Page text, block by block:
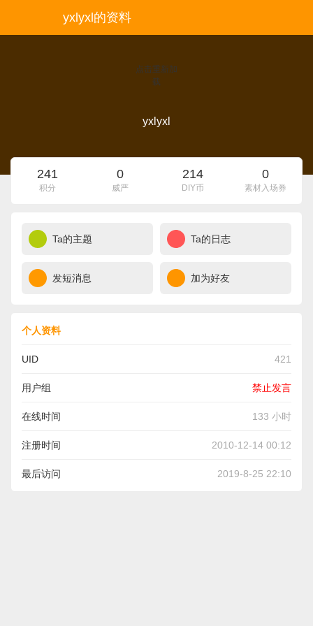
yxlyxl的资料
点击重新加
载
yxlyxl
241
积分
0
威严
214
DIY币
0
素材入场券
Ta的主题 Ta的日志
发短消息 加为好友
个人资料
UID 421
用户组 禁止发言
在线时间 133 小时
注册时间 2010-12-14 00:12
最后访问 2019-8-25 22:10